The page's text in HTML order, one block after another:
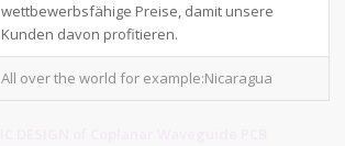
wettbewerbsfähige Preise, damit unsere
Kunden davon profitieren.
All over the world for example:Nicaragua